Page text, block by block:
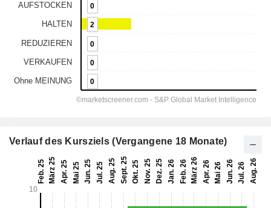
Verlauf des Kursziels (Vergangene 18 Monate)